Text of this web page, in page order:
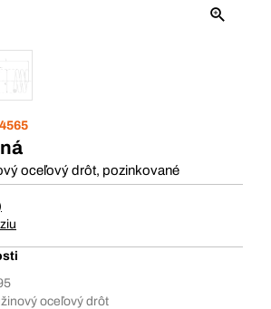
oceľový drôt, pozinkované
oceľový drôt